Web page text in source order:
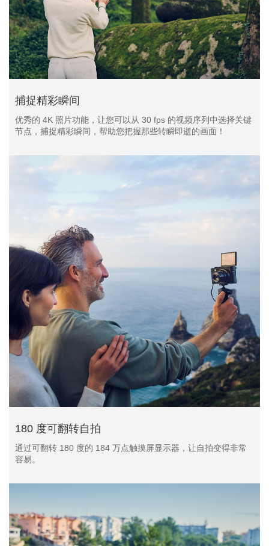
捕捉精彩瞬间
优秀的 4K 照片功能，让您可以从 30 fps 的视频序列中选择关键
节点，捕捉精彩瞬间，帮助您把握那些转瞬即逝的画面！
180 度可翻转自拍
通过可翻转 180 度的 184 万点触摸屏显示器，让自拍变得非常
容易。